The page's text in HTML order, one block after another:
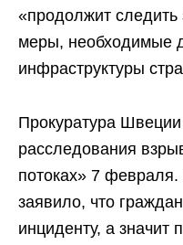
«продолжит следить
меры, необходимые
инфраструктуры
Прокуратура
расследования
потоках» 7
заявило, что
инциденту, а